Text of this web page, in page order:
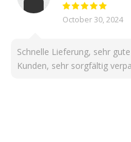
October 30, 2024
Schnelle Lieferung, sehr
Kunden, sehr sorgfältig